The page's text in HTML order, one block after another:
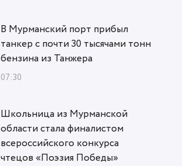
В Мурманский порт прибыл
танкер с почти 30 тысячами тонн
бензина из Танжера
07:30
Школьница из Мурманской
области стала финалистом
всероссийского конкурса
чтецов «Поэзия Победы»